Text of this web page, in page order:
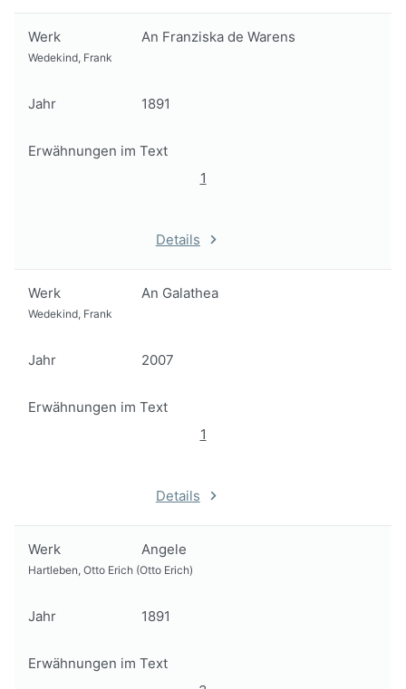
Werk An Franziska de Warens
Wedekind, Frank
Jahr 1891
Erwähnungen im Text
1
Details
Werk An Galathea
Wedekind, Frank
Jahr 2007
Erwähnungen im Text
1
Details
Werk Angele
Hartleben, Otto Erich (Otto Erich)
Jahr 1891
Erwähnungen im Text